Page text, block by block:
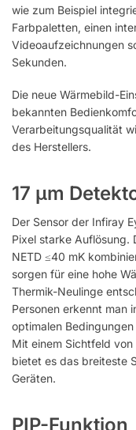
wie zum Beispiel
Farbpaletten, einen
Videoaufzeichnungen
Sekunden.
Die neue Wärmebild-
bekannten
Verarbeitungsqualität
des Herstellers.
17 µm
Der Sensor der Infiray
Pixel starke Auflösung.
NETD ≤40 mK
sorgen für eine hohe
Thermik-Neulinge
Personen erkennt man
optimalen
Mit einem Sichtfeld
bietet es das breiteste
Geräten.
PIP-Funktion